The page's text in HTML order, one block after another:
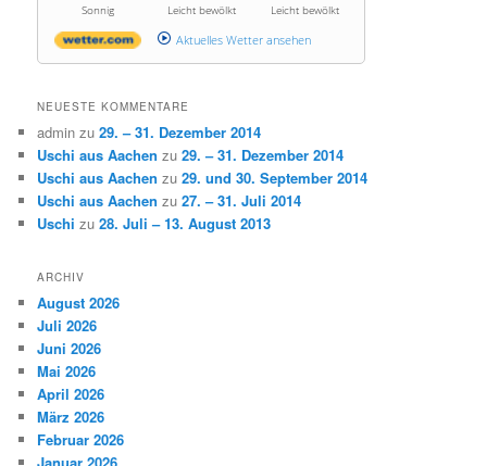
Sonnig
Leicht bewölkt
Leicht bewölkt
Aktuelles Wetter ansehen
NEUESTE KOMMENTARE
admin zu29. – 31. Dezember 2014
Uschi aus Aachen zu29. – 31. Dezember 2014
Uschi aus Aachen zu29. und 30. September 2014
Uschi aus Aachen zu27. – 31. Juli 2014
Uschi zu28. Juli – 13. August 2013
ARCHIV
August 2026
Juli 2026
Juni 2026
Mai 2026
April 2026
März 2026
Februar 2026